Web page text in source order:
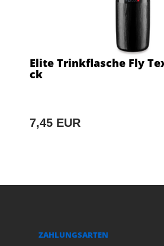
Elite Trinkflasche Fly
ck
7,45 EUR
ZAHLUNGSARTEN